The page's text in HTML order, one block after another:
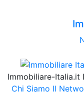
Immobiliare-Italia.it
Chi Siamo Il